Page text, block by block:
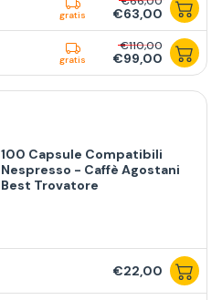
gratis €63,00
gratis
€110,00
€99,00
100 Capsule Compatibili
Nespresso - Caffè Agostani
Best Trovatore
€22,00